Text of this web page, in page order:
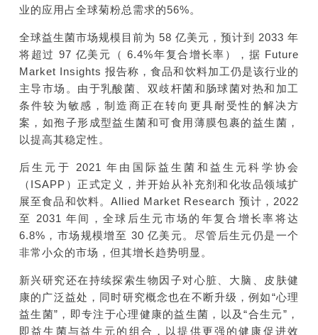
业的应用占全球菊粉总需求的56%。
全球益生菌市场规模目前为 58 亿美元，预计到 2033 年
将超过 97 亿美元（ 6.4%年复合增长率），据 Future
Market Insights 报告称，食品和饮料加工仍是该行业的
主导市场。由于乳酸菌、双歧杆菌和肠球菌对热和加工
条件较为敏感，制造商正在转向更具耐受性的解决方
案，如孢子形成型益生菌和可食用薄膜包裹的益生菌，
以提高其稳定性。
后生元于 2021 年由国际益生菌和益生元科学协会
（ISAPP）正式定义，并开始从补充剂和化妆品领域扩
展至食品和饮料。Allied Market Research 预计，2022
至 2031 年间，全球后生元市场的年复合增长率将达
6.8%，市场规模增至 30 亿美元。尽管后生元仍是一个
非常小众的市场，但其增长趋势明显。
新兴研究还在持续探索生物因子对心脏、大脑、皮肤健
康的广泛益处，同时研究概念也在不断升级，例如“心理
益生菌”，即专注于心理健康的益生菌，以及“合生元”，
即益生菌与益生元的组合，以提供更强的健康促进效